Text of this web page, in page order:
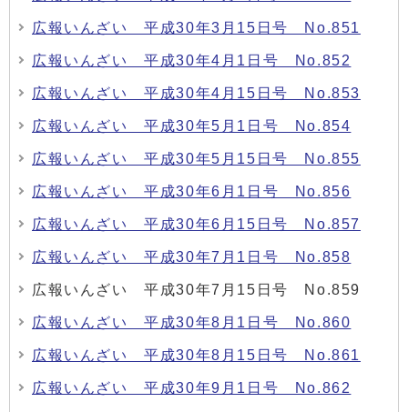
広報いんざい 平成30年3月15日号 No.851
広報いんざい 平成30年4月1日号 No.852
広報いんざい 平成30年4月15日号 No.853
広報いんざい 平成30年5月1日号 No.854
広報いんざい 平成30年5月15日号 No.855
広報いんざい 平成30年6月1日号 No.856
広報いんざい 平成30年6月15日号 No.857
広報いんざい 平成30年7月1日号 No.858
広報いんざい 平成30年7月15日号 No.859
広報いんざい 平成30年8月1日号 No.860
広報いんざい 平成30年8月15日号 No.861
広報いんざい 平成30年9月1日号 No.862